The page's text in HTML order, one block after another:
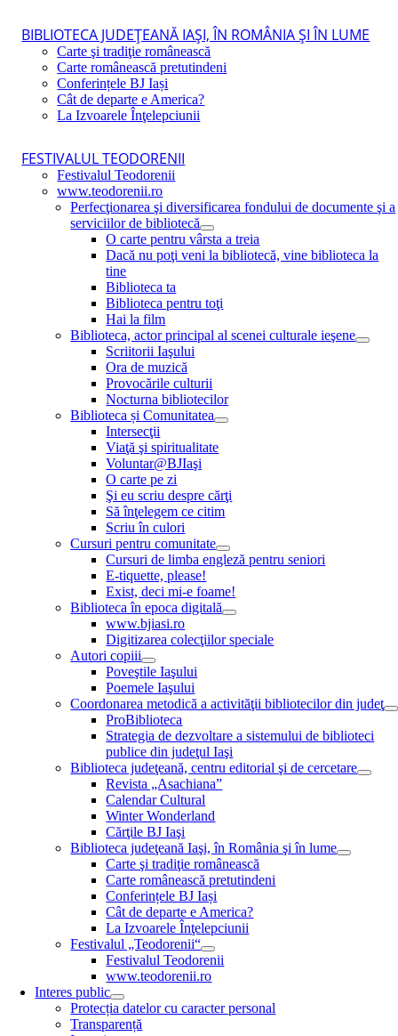
BIBLIOTECA JUDEŢEANĂ IAŞI, ÎN ROMÂNIA ŞI ÎN LUME
Carte şi tradiţie românească
Carte românească pretutindeni
Conferințele BJ Iași
Cât de departe e America?
La Izvoarele Înţelepciunii
FESTIVALUL TEODORENII
Festivalul Teodorenii
www.teodorenii.ro
Perfecţionarea şi diversificarea fondului de documente şi a
serviciilor de bibliotecă
O carte pentru vârsta a treia
Dacă nu poţi veni la bibliotecă, vine biblioteca la
tine
Biblioteca ta
Biblioteca pentru toţi
Hai la film
Biblioteca, actor principal al scenei culturale ieşene
Scriitorii Iaşului
Ora de muzică
Provocările culturii
Nocturna bibliotecilor
Biblioteca și Comunitatea
Intersecţii
Viaţă şi spiritualitate
Voluntar@BJIaşi
O carte pe zi
Şi eu scriu despre cărţi
Să înţelegem ce citim
Scriu în culori
Cursuri pentru comunitate
Cursuri de limba engleză pentru seniori
E-tiquette, please!
Exist, deci mi-e foame!
Biblioteca în epoca digitală
www.bjiasi.ro
Digitizarea colecţiilor speciale
Autori copiii
Poveştile Iaşului
Poemele Iaşului
Coordonarea metodică a activităţii bibliotecilor din judeţ
ProBiblioteca
Strategia de dezvoltare a sistemului de biblioteci
publice din judeţul Iaşi
Biblioteca judeţeană, centru editorial şi de cercetare
Revista „Asachiana”
Calendar Cultural
Winter Wonderland
Cărţile BJ Iaşi
Biblioteca judeţeană Iaşi, în România şi în lume
Carte şi tradiţie românească
Carte românească pretutindeni
Conferințele BJ Iași
Cât de departe e America?
La Izvoarele Înţelepciunii
Festivalul „Teodorenii“
Festivalul Teodorenii
www.teodorenii.ro
Interes public
Protecția datelor cu caracter personal
Transparență